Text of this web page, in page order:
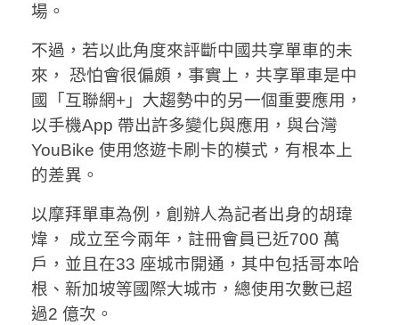
場。
不過，若以此角度來評斷中國共享單車的未
來， 恐怕會很偏頗，事實上，共享單車是中
國「互聯網+」大趨勢中的另一個重要應用，
以手機App 帶出許多變化與應用，與台灣
YouBike 使用悠遊卡刷卡的模式，有根本上
的差異。
以摩拜單車為例，創辦人為記者出身的胡瑋
煒， 成立至今兩年，註冊會員已近700 萬
戶，並且在33 座城市開通，其中包括哥本哈
根、新加坡等國際大城市，總使用次數已超
過2 億次。